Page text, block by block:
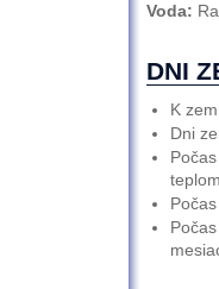
Voda:
DNI
K
Dni